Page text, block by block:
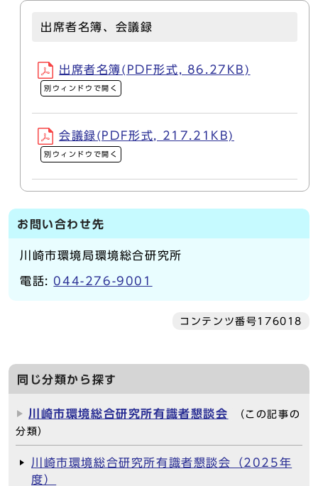
出席者名簿、会議録
出席者名簿(PDF形式, 86.27KB)
別ウィンドウで開く
会議録(PDF形式, 217.21KB)
別ウィンドウで開く
お問い合わせ先
川崎市環境局環境総合研究所
電話: 044-276-9001
コンテンツ番号176018
同じ分類から探す
川崎市環境総合研究所有識者懇談会
（この記事の
分類）
川崎市環境総合研究所有識者懇談会（2025年
度）